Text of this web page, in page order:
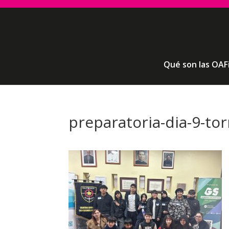
Qué son las
preparatoria-dia-9-